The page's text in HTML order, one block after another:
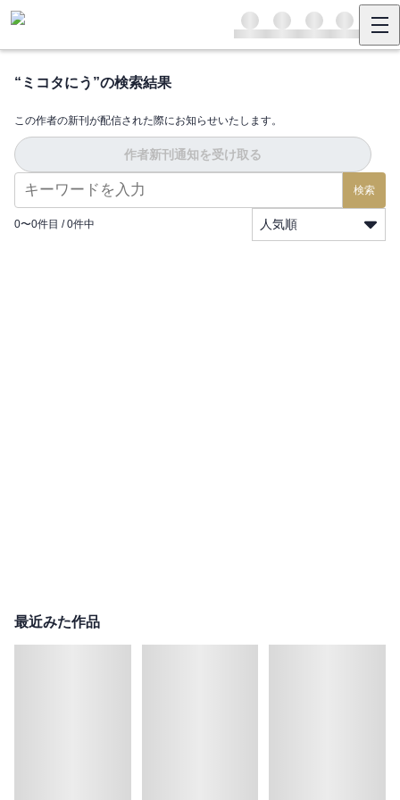
“ ミコタにう ”の検索結果
この作者の新刊が配信された際にお知らせいたします。
作者新刊通知を受け取る
検索
0〜0件目 / 0件中 人気順
最近みた作品